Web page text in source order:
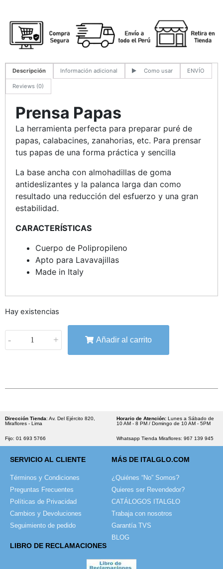
Descripción Información adicional Como usar ENVÍO
Reviews (0)
Prensa Papas
La herramienta perfecta para preparar puré de
papas, calabacines, zanahorias, etc. Para prensar
tus papas de una forma práctica y sencilla
La base ancha con almohadillas de goma
antideslizantes y la palanca larga dan como
resultado una reducción del esfuerzo y una gran
estabilidad.
CARACTERÍSTICAS
Cuerpo de Polipropileno
Apto para Lavavajillas
Made in Italy
Hay existencias
- + Añadir al carrito
Dirección Tienda: Av. Del Ejército 820,
Miraflores - Lima
Fijo: 01 693 5766
Horario de Atención: Lunes a Sábado de
10 AM - 8 PM / Domingo de 10 AM - 5PM
Whatsapp Tienda Miraflores: 967 139 945
SERVICIO AL CLIENTE
Términos y Condiciones
Preguntas Frecuentes
Políticas de Privacidad
Cambios y Devoluciones
Seguimiento de pedido
MÁS DE ITALGLO.COM
¿Quiénes “No” Somos?
Quieres ser Revendedor?
CATÁLOGOS ITALGLO
Trabaja con nosotros
Garantía TVS
BLOG
LIBRO DE RECLAMACIONES